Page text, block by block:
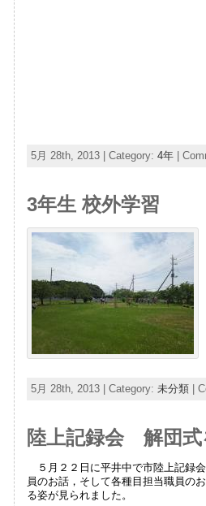
5月 28th, 2013 | Category: 4年|
3年生 校外学習
5月 28th, 2013 | Category: 未分類|
陸上記録会 解団式
５月２２日に平井中で市陸上記録
員のお話，そして各種目担当職員の
る姿が見られました。